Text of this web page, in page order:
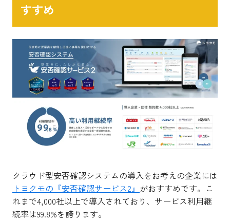
すすめ
クラウド型安否確認システムの導入をお考えの企業には
トヨクモの『安否確認サービス2』 がおすすめです。こ
れまで4,000社以上で導入されており、サービス利用継
続率は99.8%を誇ります。